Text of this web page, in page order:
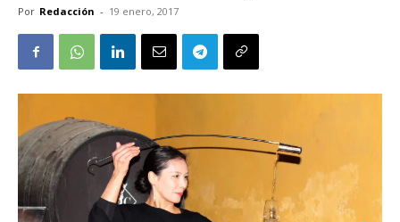
Por Redacción - 19 enero, 2017